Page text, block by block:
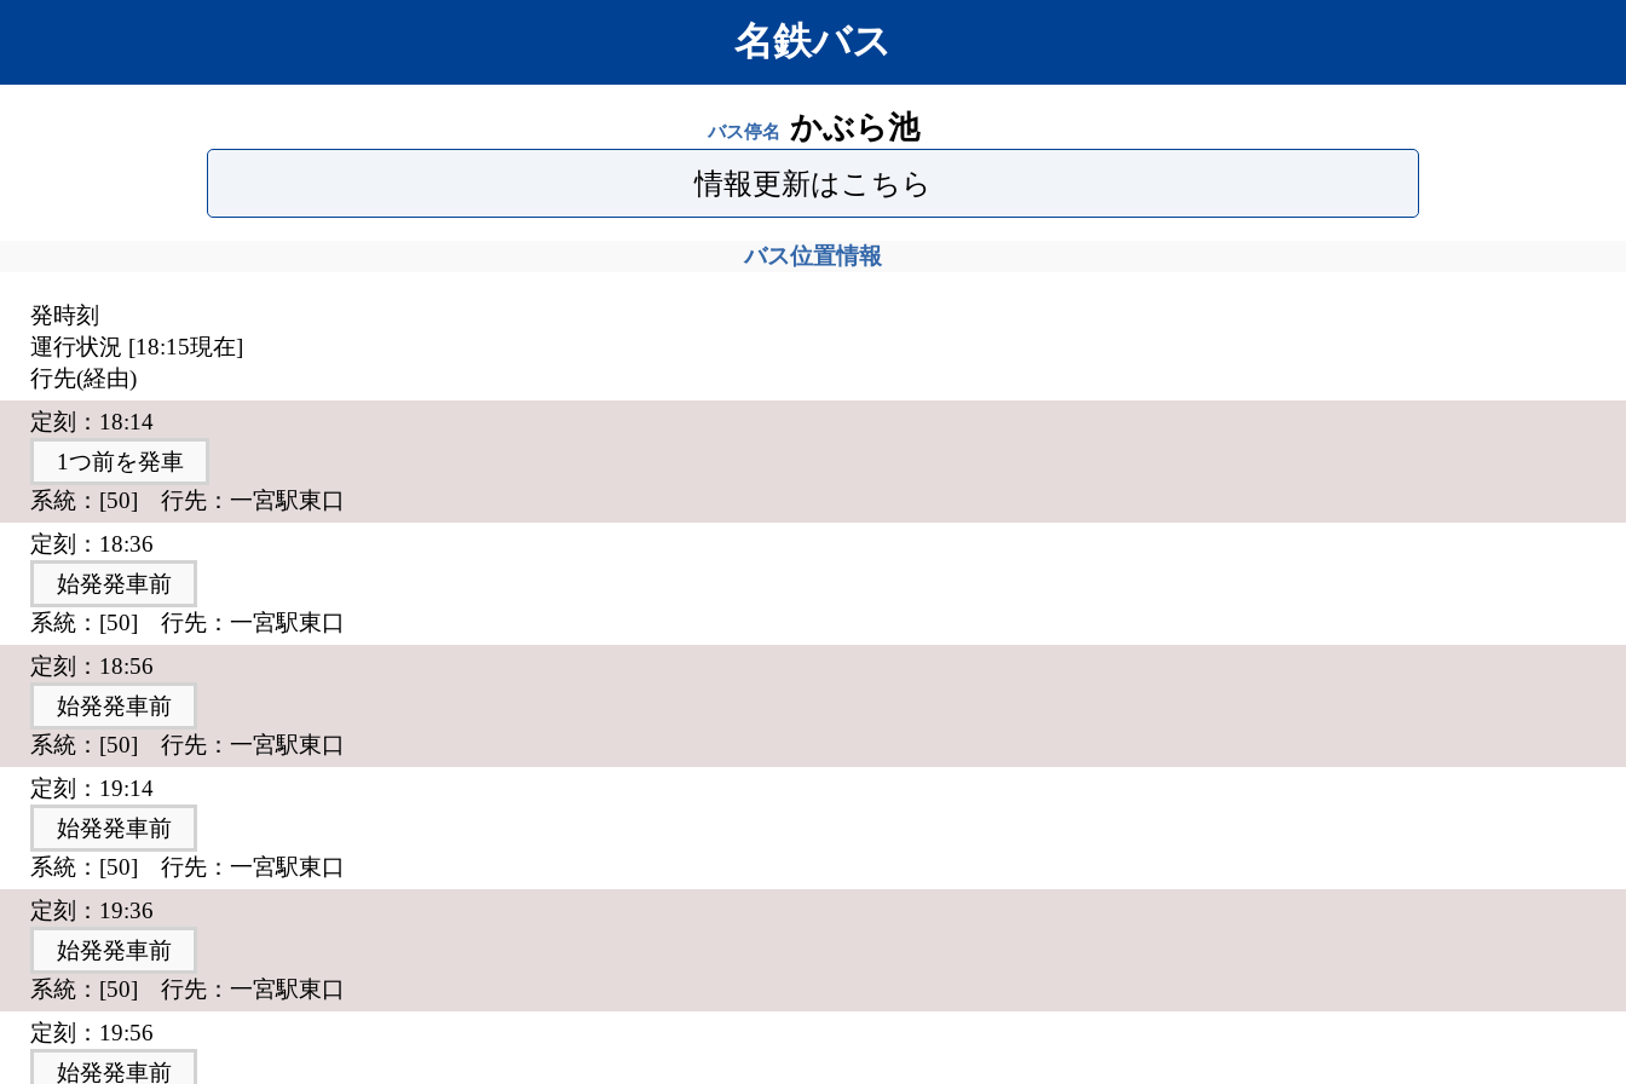
名鉄バス
バス停名 かぶら池
情報更新はこちら
バス位置情報
発時刻
運行状況 [18:15現在]
行先(経由)
定刻：18:14
1つ前を発車
系統：[50] 行先：一宮駅東口
定刻：18:36
始発発車前
系統：[50] 行先：一宮駅東口
定刻：18:56
始発発車前
系統：[50] 行先：一宮駅東口
定刻：19:14
始発発車前
系統：[50] 行先：一宮駅東口
定刻：19:36
始発発車前
系統：[50] 行先：一宮駅東口
定刻：19:56
始発発車前